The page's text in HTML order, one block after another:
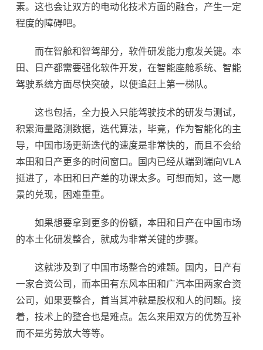
素。这也会让双方的电动化技术方面的融合，产生一定
程度的障碍吧。
而在智舱和智驾部分，软件研发能力愈发关键。本
田、日产都需要强化软件开发，在智能座舱系统、智能
驾驶系统方面尽快突破，以便追赶上第一梯队。
这也包括，全力投入只能驾驶技术的研发与测试，
积累海量路测数据，迭代算法，毕竟，作为智能化的主
导，中国市场更新迭代的速度是非常快的，而且不会给
本田和日产更多的时间窗口。国内已经从端到端向VLA
挺进了，本田和日产差的功课太多。可想而知，这一愿
景的兑现，困难重重。
如果想要拿到更多的份额，本田和日产在中国市场
的本土化研发整合，就成为非常关键的步骤。
这就涉及到了中国市场整合的难题。国内，日产有
一家合资公司，而本田有东风本田和广汽本田两家合资
公司，如果要整合，首当其冲就是股权和人的问题。接
着，技术上的整合也是难点。怎么来用双方的优势互补
而不是劣势放大等等。